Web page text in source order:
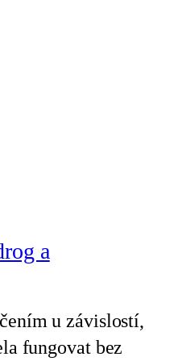
a
u závislostí,
fungovat bez